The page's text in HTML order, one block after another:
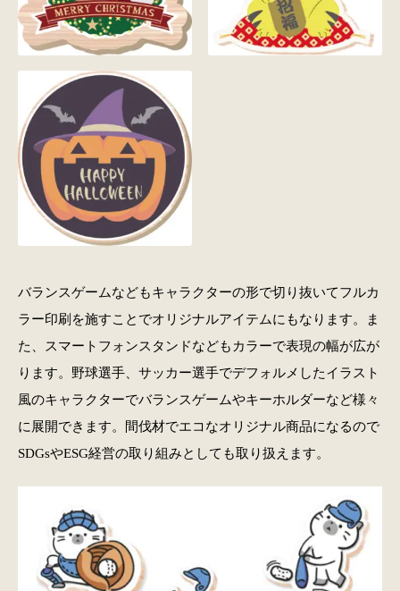
バランスゲームなどもキャラクターの形で切り抜いてフルカ
ラー印刷を施すことでオリジナルアイテムにもなります。ま
た、スマートフォンスタンドなどもカラーで表現の幅が広が
ります。野球選手、サッカー選手でデフォルメしたイラスト
風のキャラクターでバランスゲームやキーホルダーなど様々
に展開できます。間伐材でエコなオリジナル商品になるので
SDGsやESG経営の取り組みとしても取り扱えます。